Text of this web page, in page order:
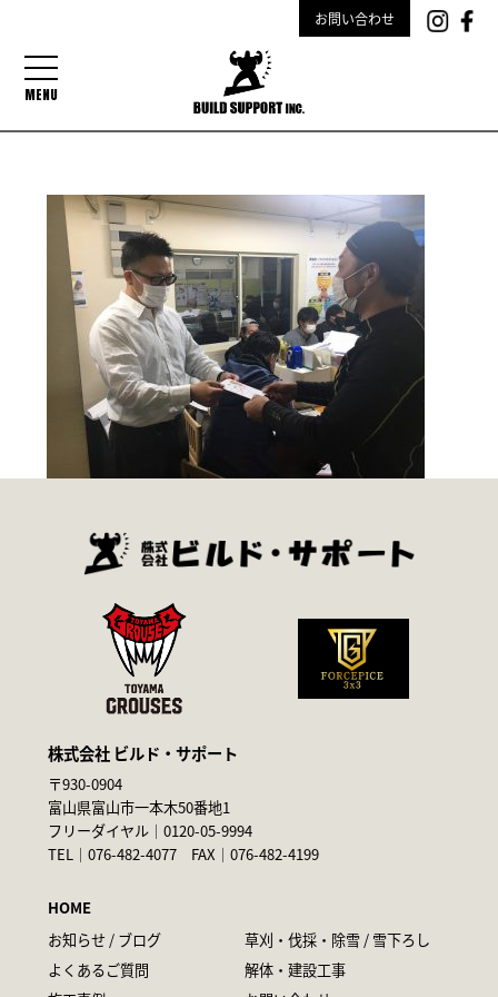
お問い合わせ
MENU
株式会社 ビルド・サポート
〒930-0904
富山県富山市一本木50番地1
フリーダイヤル｜0120-05-9994
TEL｜076-482-4077 FAX｜076-482-4199
HOME
お知らせ / ブログ
草刈・伐採・除雪 / 雪下ろし
よくあるご質問
解体・建設工事